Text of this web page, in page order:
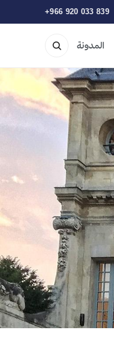
+966 920 033 839
المدونة